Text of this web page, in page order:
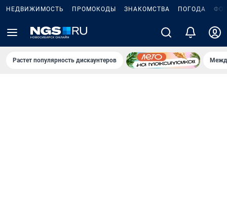
НЕДВИЖИМОСТЬ ПРОМОКОДЫ ЗНАКОМСТВА ПОГОДА
Растет популярность дискаунтеров